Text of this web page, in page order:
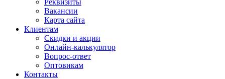
Реквизиты
Вакансии
Карта сайта
Клиентам
Скидки и акции
Онлайн-калькулятор
Вопрос-ответ
Оптовикам
Контакты